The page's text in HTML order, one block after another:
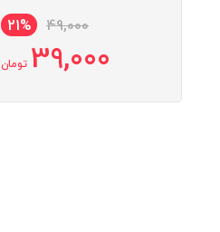
49,000
21%
39,000 تومان